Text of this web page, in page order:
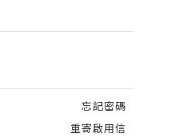
忘記密碼
重寄啟用信